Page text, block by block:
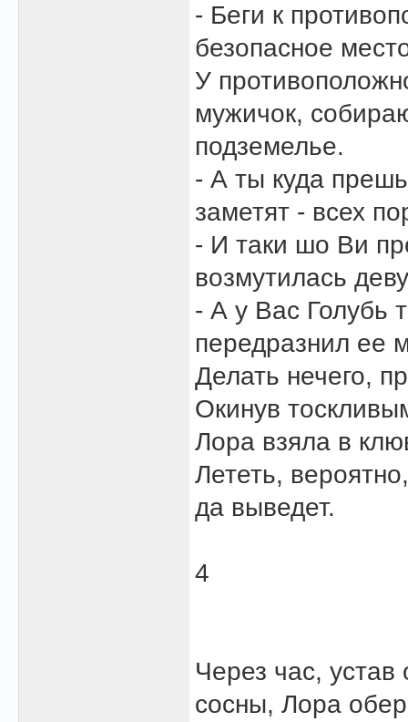
- Беги к
безопасное
У
мужичок,
подземелье.
- А ты куда
заметят - всех
- И таки шо Ви
возмутилась
- А у Вас Голубь
передразнил ее
Делать нечего,
Окинув
Лора взяла в
Лететь,
да выведет.
4
Через час, устав
сосны, Лора